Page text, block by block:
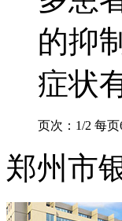
的抑
症状
页次：1/2 每
郑州市